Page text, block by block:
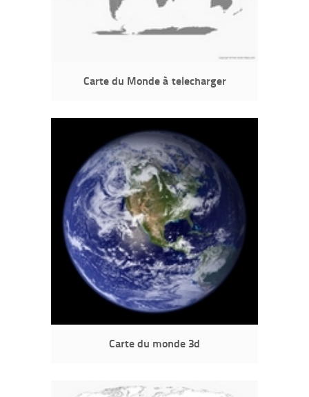
Carte du Monde à telecharger
Carte du monde 3d